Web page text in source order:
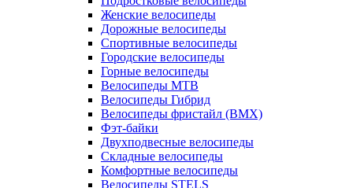
Женские велосипеды
Дорожные велосипеды
Спортивные велосипеды
Городские велосипеды
Горные велосипеды
Велосипеды MTB
Велосипеды Гибрид
Велосипеды фристайл (BMX)
Фэт-байки
Двухподвесные велосипеды
Складные велосипеды
Комфортные велосипеды
Велосипеды STELS